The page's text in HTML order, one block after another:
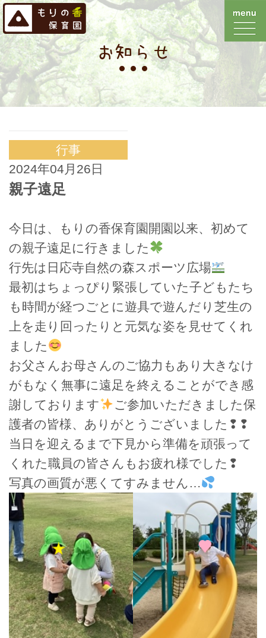
お知らせ
行事
2024年04月26日
親子遠足
今日は、もりの香保育園開園以来、初めて
の親子遠足に行きました
行先は日応寺自然の森スポーツ広場
最初はちょっぴり緊張していた子どもたち
も時間が経つごとに遊具で遊んだり芝生の
上を走り回ったりと元気な姿を見せてくれ
ました
お父さんお母さんのご協力もあり大きなけ
がもなく無事に遠足を終えることができ感
謝しております
ご参加いただきました保
護者の皆様、ありがとうございました❢❢
当日を迎えるまで下見から準備を頑張って
くれた職員の皆さんもお疲れ様でした❢
写真の画質が悪くてすみません…